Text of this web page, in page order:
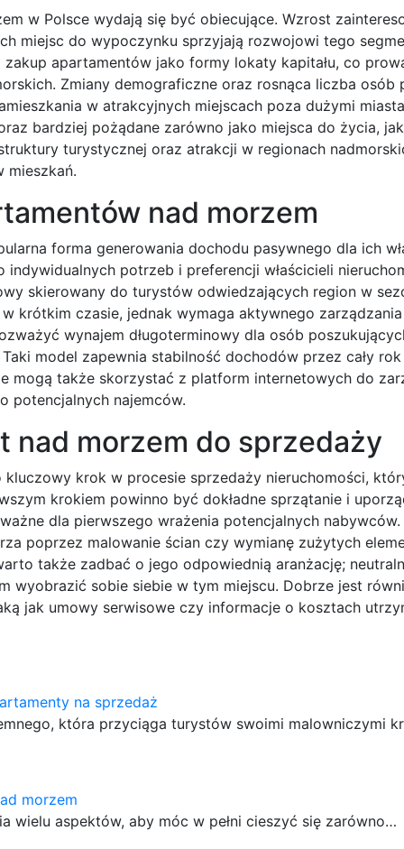
w Polsce wydają się być obiecujące. Wzrost
miejsc do wypoczynku sprzyjają rozwojowi tego
apartamentów jako formy lokaty kapitału, co
Zmiany demograficzne oraz rosnąca liczba osób
w atrakcyjnych miejscach poza dużymi
bardziej pożądane zarówno jako miejsca do życia,
turystycznej oraz atrakcji w regionach
mieszkań.
nad morzem
forma generowania dochodu pasywnego dla ich
potrzeb i preferencji właścicieli
skierowany do turystów odwiedzających region w
krótkim czasie, jednak wymaga aktywnego zarządzania
wynajem długoterminowy dla osób
model zapewnia stabilność dochodów przez cały
mogą także skorzystać z platform internetowych do
potencjalnych najemców.
nad morzem do sprzedaży
krok w procesie sprzedaży nieruchomości,
krokiem powinno być dokładne sprzątanie i
dla pierwszego wrażenia potencjalnych nabywców.
poprzez malowanie ścian czy wymianę zużytych
także zadbać o jego odpowiednią aranżację;
wyobrazić sobie siebie w tym miejscu. Dobrze jest
jak umowy serwisowe czy informacje o kosztach
na sprzedaż
która przyciąga turystów swoimi malowniczymi
morzem
wielu aspektów, aby móc w pełni cieszyć się zarówno…